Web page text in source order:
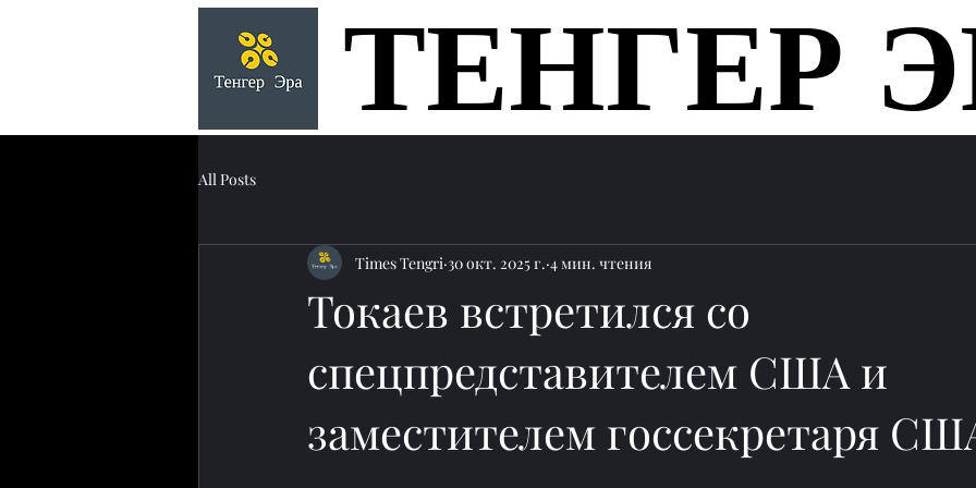
Главная
ТЕНГЕР
ТЕНГЕР
All Posts
Токаев встретился со
спецпредставителем США и
заместителем госсекретаря
Times Tengri 30 окт. 2025 г. 4 мин. чтения